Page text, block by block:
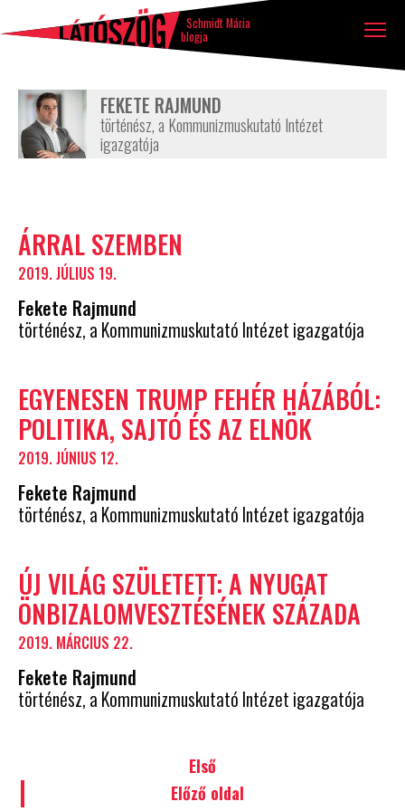
Látószög
blog Schmidt Mária
blogja
Tovább a tartalomhoz
Ugrás a lábléchez
FEKETE RAJMUND
történész, a Kommunizmuskutató Intézet
igazgatója
Szerző
írásai
ÁRRAL SZEMBEN
2019. JÚLIUS 19.
Fekete Rajmund
történész, a Kommunizmuskutató Intézet igazgatója
EGYENESEN TRUMP FEHÉR HÁZÁBÓL:
POLITIKA, SAJTÓ ÉS AZ ELNÖK
2019. JÚNIUS 12.
Fekete Rajmund
történész, a Kommunizmuskutató Intézet igazgatója
ÚJ VILÁG SZÜLETETT: A NYUGAT
ÖNBIZALOMVESZTÉSÉNEK SZÁZADA
2019. MÁRCIUS 22.
Fekete Rajmund
történész, a Kommunizmuskutató Intézet igazgatója
Első
Előző oldal